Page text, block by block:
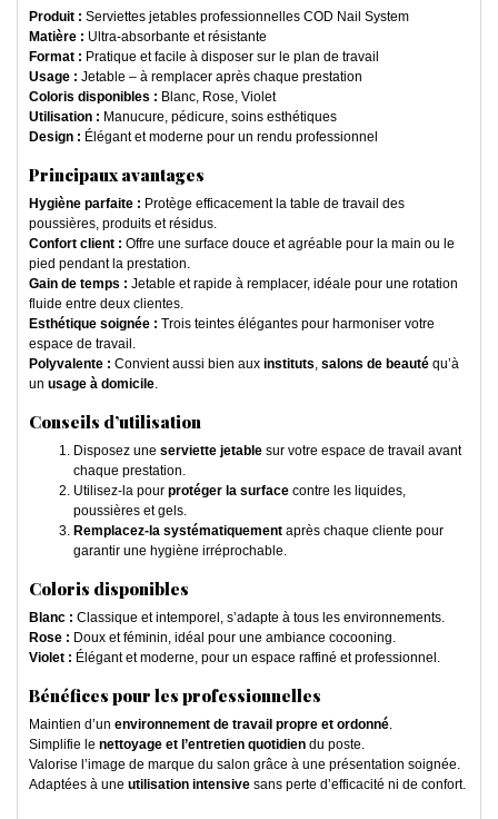
Produit : Serviettes jetables professionnelles COD Nail System
Matière : Ultra-absorbante et résistante
Format : Pratique et facile à disposer sur le plan de travail
Usage : Jetable – à remplacer après chaque prestation
Coloris disponibles : Blanc, Rose, Violet
Utilisation : Manucure, pédicure, soins esthétiques
Design : Élégant et moderne pour un rendu professionnel
Principaux avantages
Hygiène parfaite : Protège efficacement la table de travail des
poussières, produits et résidus.
Confort client : Offre une surface douce et agréable pour la main ou le
pied pendant la prestation.
Gain de temps : Jetable et rapide à remplacer, idéale pour une rotation
fluide entre deux clientes.
Esthétique soignée : Trois teintes élégantes pour harmoniser votre
espace de travail.
Polyvalente : Convient aussi bien aux instituts, salons de beauté qu’à
un usage à domicile.
Conseils d’utilisation
Disposez une serviette jetable sur votre espace de travail avant
chaque prestation.
Utilisez-la pour protéger la surface contre les liquides,
poussières et gels.
Remplacez-la systématiquement après chaque cliente pour
garantir une hygiène irréprochable.
Coloris disponibles
Blanc : Classique et intemporel, s’adapte à tous les environnements.
Rose : Doux et féminin, idéal pour une ambiance cocooning.
Violet : Élégant et moderne, pour un espace raffiné et professionnel.
Bénéfices pour les professionnelles
Maintien d’un environnement de travail propre et ordonné.
Simplifie le nettoyage et l’entretien quotidien du poste.
Valorise l’image de marque du salon grâce à une présentation soignée.
Adaptées à une utilisation intensive sans perte d’efficacité ni de confort.